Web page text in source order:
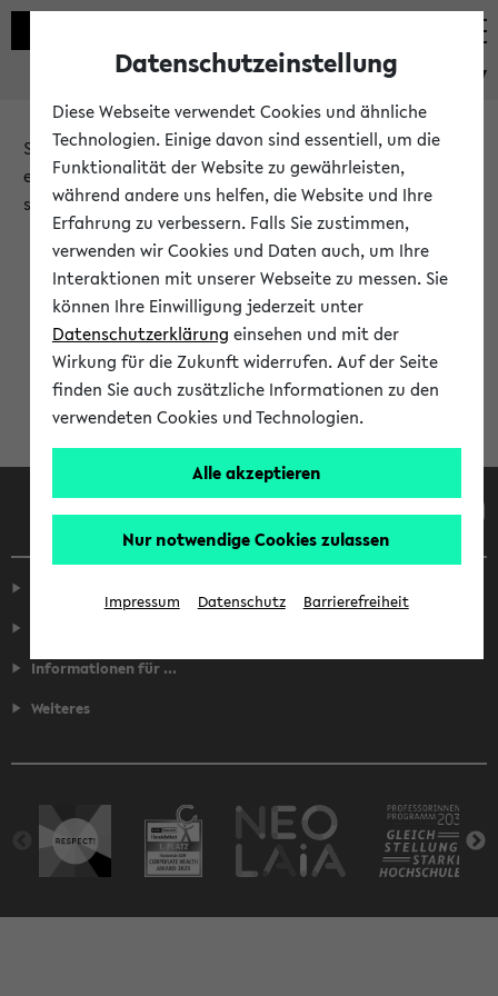
eKVV
Sie möchten auf eine eKVV Funktion zugreifen, die Ihnen
erst nach einer Anmeldung am System zur Verfügung
steht.
Bitte melden Sie sich an:
Anmeldung am eKVV
Informationen für ...
Weiteres
Datenschutzeinstellung
Diese Webseite verwendet Cookies und ähnliche
Technologien. Einige davon sind essentiell, um die
Funktionalität der Website zu gewährleisten,
während andere uns helfen, die Website und Ihre
Erfahrung zu verbessern. Falls Sie zustimmen,
verwenden wir Cookies und Daten auch, um Ihre
Interaktionen mit unserer Webseite zu messen. Sie
können Ihre Einwilligung jederzeit unter
Datenschutzerklärung einsehen und mit der
Wirkung für die Zukunft widerrufen. Auf der Seite
finden Sie auch zusätzliche Informationen zu den
verwendeten Cookies und Technologien.
Alle akzeptieren
Nur notwendige Cookies zulassen
Impressum Datenschutz Barrierefreiheit